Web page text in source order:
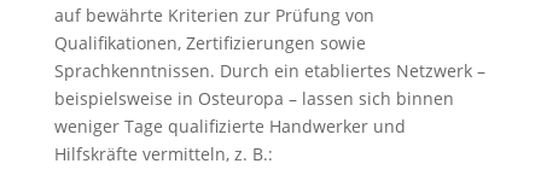
auf bewährte Kriterien zur Prüfung von
Qualifikationen, Zertifizierungen sowie
Sprachkenntnissen. Durch ein etabliertes Netzwerk –
beispielsweise in Osteuropa – lassen sich binnen
weniger Tage qualifizierte Handwerker und
Hilfskräfte vermitteln, z. B.: